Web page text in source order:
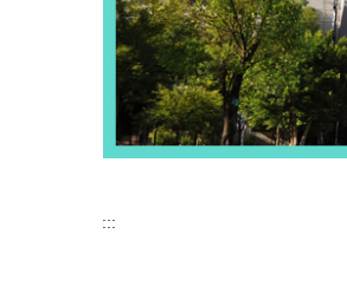
:::